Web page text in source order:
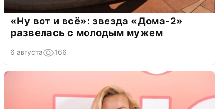
«Ну вот и всё»: звезда «Дома-2»
развелась с молодым мужем
6 августа 166